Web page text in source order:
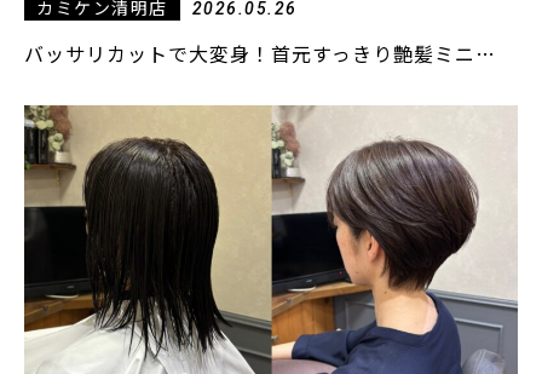
カミケン清明店 2026.05.26
バッサリカットで大変身！首元すっきり艶髪ミニ…